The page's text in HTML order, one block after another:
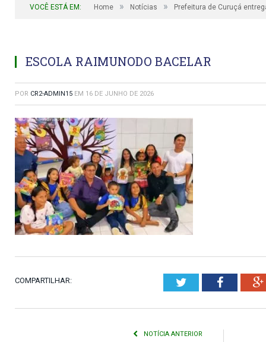
VOCÊ ESTÁ EM: Home » Notícias » Prefeitura de Curuçá
ESCOLA RAIMUNODO BACELAR
POR CR2-ADMIN15 EM 16 DE JUNHO DE 2026
COMPARTILHAR: Twitter
NOTÍCIA ANTERIOR